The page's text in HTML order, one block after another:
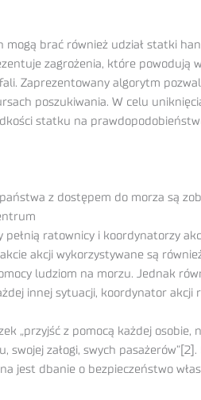
mogą brać również udział statki
zagrożenia, które powodują
Zaprezentowany algorytm
poszukiwania. W celu
statku na
z dostępem do morza są
ratownicy i koordynatorzy
akcji wykorzystywane są
ludziom na morzu. Jednak
innej sytuacji, koordynator
z pomocą każdej osobie,
załogi, swych
jest dbanie o bezpieczeństwo